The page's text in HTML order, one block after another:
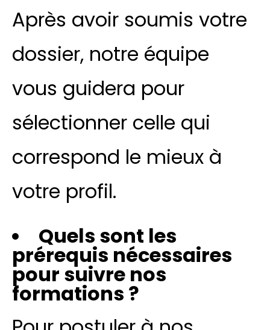
Après avoir soumis votre
dossier, notre équipe
vous guidera pour
sélectionner celle qui
correspond le mieux à
votre profil.
Quels sont les
prérequis nécessaires
pour suivre nos
formations ?